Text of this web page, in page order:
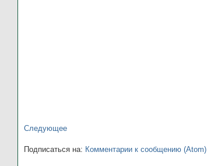
Следующее
Подписаться на: Комментарии к сообщению (Atom)